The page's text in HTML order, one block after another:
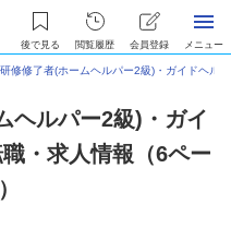
後で見る 閲覧履歴 会員登録 メニュー
修修了者(ホームヘルパー2級)・ガイドヘル
ヘルパー2級)・ガイ
・求人情報（6ペー